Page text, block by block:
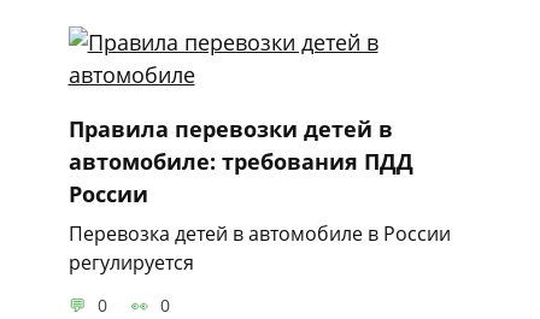
Правила перевозки детей в
автомобиле: требования ПДД
России
Перевозка детей в автомобиле в России
регулируется
0 0